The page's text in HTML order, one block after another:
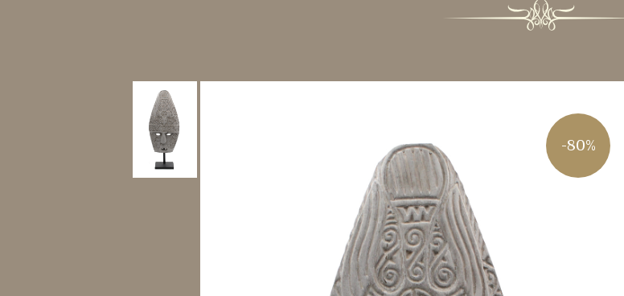
-80%